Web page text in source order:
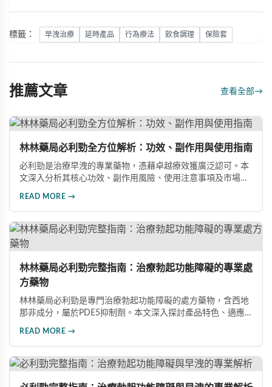
標籤： 早洩治療 延時產品 行為療法 飲食調理 保險套
推薦文章 查看全部→
林林藥局必利勁全方位解析：功效、副作用與使用指南
必利勁是治療早洩的專業藥物，憑藉卓越療效獲廣泛認可。本
文深入分析其核心功效、副作用風險、使用注意事項及市場發
READ MORE →
林林藥局必利勁完整指南：治療勃起功能障礙的專業處
方藥物
林林藥局必利勁是專門治療勃起功能障礙的處方藥物，含西地
那非成分，屬於PDE5抑制劑。本文深入探討產品特色、適應
READ MORE →